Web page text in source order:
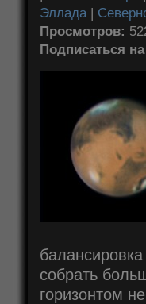
Эллада|
Просмотров:
Подписаться на
собрать
горизонтом